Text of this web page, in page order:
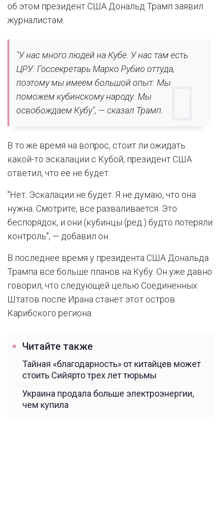
об этом президент США Дональд Трамп заявил
журналистам.
"У нас много людей на Кубе. У нас там есть
ЦРУ. Госсекретарь Марко Рубио оттуда,
поэтому мы имеем большой опыт. Мы
поможем кубинскому народу. Мы
освобождаем Кубу", — сказал Трамп.
В то же время на вопрос, стоит ли ожидать
какой-то эскалации с Кубой, президент США
ответил, что ее не будет.
"Нет. Эскалации не будет. Я не думаю, что она
нужна. Смотрите, все разваливается. Это
беспорядок, и они (кубинцы (ред.) будто потеряли
контроль", — добавил он.
В последнее время у президента США Дональда
Трампа все больше планов на Кубу. Он уже давно
говорил, что следующей целью Соединенных
Штатов после Ирана станет этот остров
Карибского региона.
Читайте также
Тайная «благодарность» от китайцев может
стоить Сийярто трех лет тюрьмы
Украина продала больше электроэнергии,
чем купила